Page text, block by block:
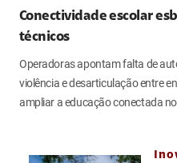
Conectividade escolar
técnicos
Operadoras apontam falta de
violência e desarticulação entre
ampliar a educação conectada